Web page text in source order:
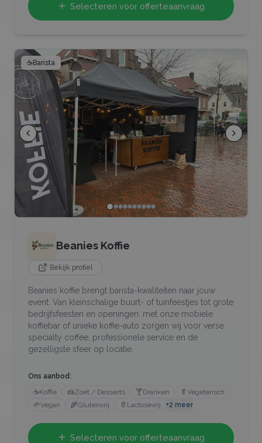
Selecteren voor offerteaanvraag
☕Barista
Beanies Koffie
Bekijk profiel
Beanies koffie brengt barista-kwaliteiten naar jouw
event. Van kleinschalige buurt- of tuinfeestjes tot grote
bedrijfsfeesten en openingen: met onze mobiele
koffiebar of unieke koffie-auto zorgen wij voor verse
specialty coffee, professionele service en de
gezelligste sfeer op locatie.
Ons aanbod:
☕Koffie 🍰Zoet / Desserts 🍸Dranken 🥬 Vegetarisch
🌱Vegan 🌾Glutenvrij 🥛 Lactosevrij +2 meer
Selecteren voor offerteaanvraag